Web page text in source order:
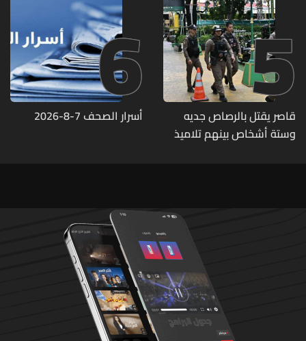
5
قاصر يقتل بالرصاص جديه
وستة أشخاص بينهم تلاميذ
6
أسرار الصحف 7-8-2026